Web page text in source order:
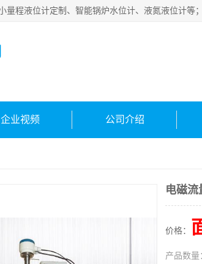
企业视频 公司介绍
电磁流
价格：
产品数量